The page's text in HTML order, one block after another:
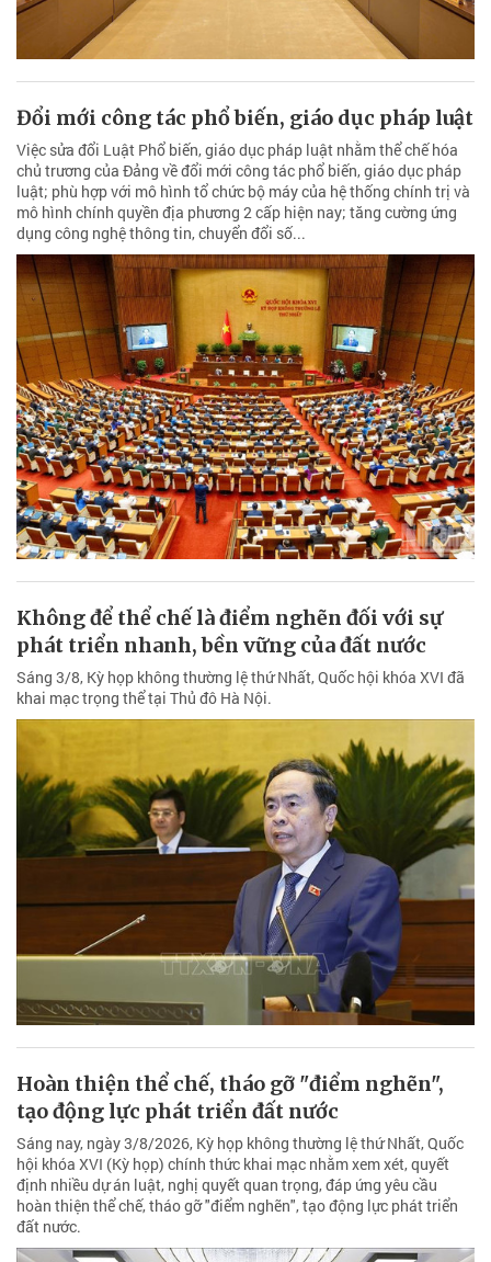
Đổi mới công tác phổ biến, giáo dục pháp luật
Việc sửa đổi Luật Phổ biến, giáo dục pháp luật nhằm thể chế hóa
chủ trương của Đảng về đổi mới công tác phổ biến, giáo dục pháp
luật; phù hợp với mô hình tổ chức bộ máy của hệ thống chính trị và
mô hình chính quyền địa phương 2 cấp hiện nay; tăng cường ứng
dụng công nghệ thông tin, chuyển đổi số...
Không để thể chế là điểm nghẽn đối với sự
phát triển nhanh, bền vững của đất nước
Sáng 3/8, Kỳ họp không thường lệ thứ Nhất, Quốc hội khóa XVI đã
khai mạc trọng thể tại Thủ đô Hà Nội.
Hoàn thiện thể chế, tháo gỡ "điểm nghẽn",
tạo động lực phát triển đất nước
Sáng nay, ngày 3/8/2026, Kỳ họp không thường lệ thứ Nhất, Quốc
hội khóa XVI (Kỳ họp) chính thức khai mạc nhằm xem xét, quyết
định nhiều dự án luật, nghị quyết quan trọng, đáp ứng yêu cầu
hoàn thiện thể chế, tháo gỡ "điểm nghẽn", tạo động lực phát triển
đất nước.